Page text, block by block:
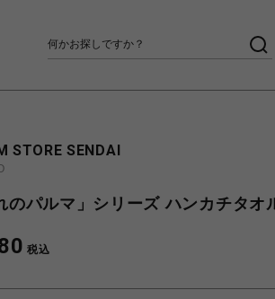
STORE SENDAI
のパルマ」シリーズ ハンカチタオ
税込